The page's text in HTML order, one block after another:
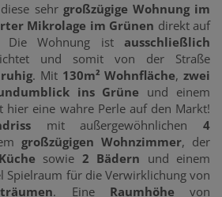
sehr großzügige Wohnung im
Mikrolage im Grünen direkt auf
Die Wohnung istausschließlich
und somit von der Straße
. Mit 130m² Wohnfläche,zwei
ins Grüne und einem
hier eine wahre Perle auf den Markt!
mit außergewöhnlichen4
großzügigen Wohnzimmer, der
sowie 2 Bädern und einem
Spielraum für die Verwirklichung von
. Eine Raumhöhe von